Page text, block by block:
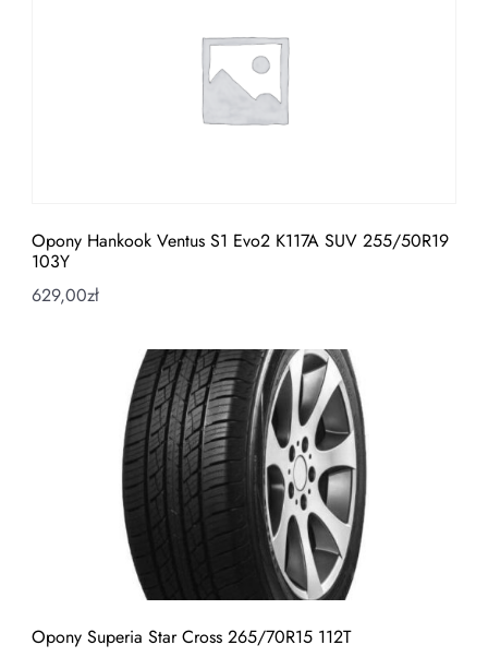
Opony Hankook Ventus S1 Evo2 K117A SUV 255/50R19
103Y
629,00zł
Opony Superia Star Cross 265/70R15 112T